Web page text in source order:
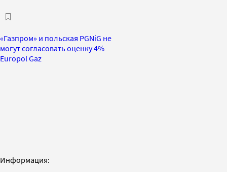
«Газпром» и польская PGNiG не
могут согласовать оценку 4%
Europol Gaz
Информация: